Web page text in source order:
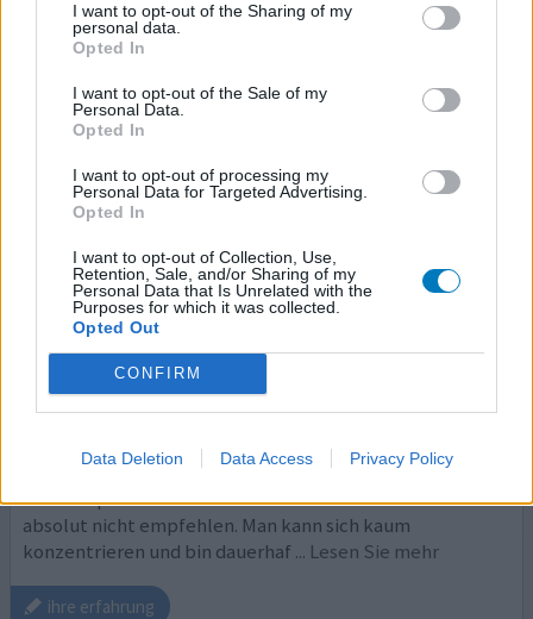
I want to opt-out of the Sharing of my
personal data.
Opted In
I want to opt-out of the Sale of my
Personal Data.
Opted In
I want to opt-out of processing my
Personal Data for Targeted Advertising.
Opted In
I want to opt-out of Collection, Use,
Retention, Sale, and/or Sharing of my
Personal Data that Is Unrelated with the
Purposes for which it was collected.
Opted Out
CONFIRM
Data Deletion Data Access Privacy Policy
nimmt .
20.11.2021 | Frau | 39
Levetiracetam
Wirksamkeit
Anzahl Nebenwirkungen
Seitdem ich Levetiracetam nehme, bin ich ein anderer
Mensch. Sehr leicht reizbar, wütend, dauerhaft
angespannt, kann mich nicht konzentrieren, habe
Erinnerungslücken. Ich bin sehr depressiv und hatte
selbstmordgedanken. Zuvor war ich ein sehr positiver
und entspannter Mensch. Ich kann das Medikament
absolut nicht empfehlen. Man kann sich kaum
konzentrieren und bin dauerhaf ... Lesen Sie mehr
ihre erfahrung